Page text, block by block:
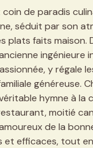
de paradis
séduit par son
plats faits maison.
ingénieure
y régale
généreuse.
hymne à la
moitié
de la
et efficaces, tout